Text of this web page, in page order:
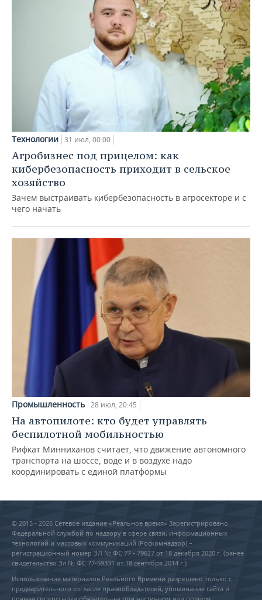
Технологии 31 июл, 00:00
Агробизнес под прицелом: как
кибербезопасность приходит в сельское
хозяйство
Зачем выстраивать кибербезопасность в агросекторе и с
чего начать
Промышленность 28 июл, 20:45
На автопилоте: кто будет управлять
беспилотной мобильностью
Рифкат Минниханов считает, что движение автономного
транспорта на шоссе, воде и в воздухе надо
координировать с единой платформы
© 2015 - 2026 Сетевое издание «Реальное время» Зарегистрировано
Федеральной службой по надзору в сфере связи, информационных
технологий и массовых коммуникаций (Роскомнадзор) –
регистрационный номер ЭЛ № ФС 77 - 79627 от 18 декабря 2020 г. (ранее
свидетельство Эл № ФС 77-59331 от 18 сентября 2014 г.)
Использование материалов Реального Времени разрешено только с
предварительного согласия правообладателей, упоминание сайта и